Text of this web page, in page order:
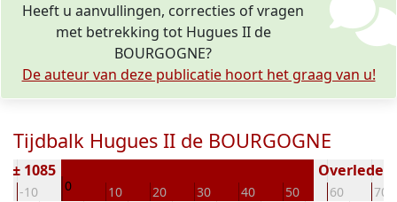
Heeft u aanvullingen, correcties of vragen
met betrekking tot Hugues II de
BOURGOGNE?
De auteur van deze publicatie hoort het graag van u!
Tijdbalk Hugues II de BOURGOGNE
-10 0 10 20 30 40 50 60 70
± 1085 Overleden